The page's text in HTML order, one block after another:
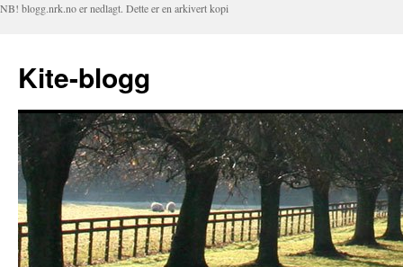
NB! blogg.nrk.no er nedlagt. Dette er en arkivert kopi
Kite-blogg